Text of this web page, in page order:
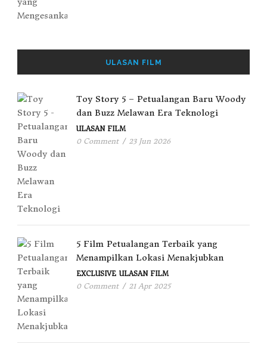
ULASAN FILM
Toy Story 5 – Petualangan Baru Woody
dan Buzz Melawan Era Teknologi
ULASAN FILM
0 Comment / 23 Jun 2026
5 Film Petualangan Terbaik yang
Menampilkan Lokasi Menakjubkan
EXCLUSIVE ULASAN FILM
0 Comment / 21 Apr 2025